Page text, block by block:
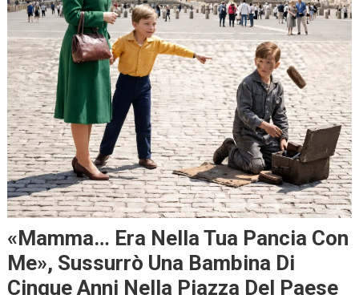
«Mamma… Era Nella Tua Pancia Con
Me», Sussurrò Una Bambina Di
Cinque Anni Nella Piazza Del Paese